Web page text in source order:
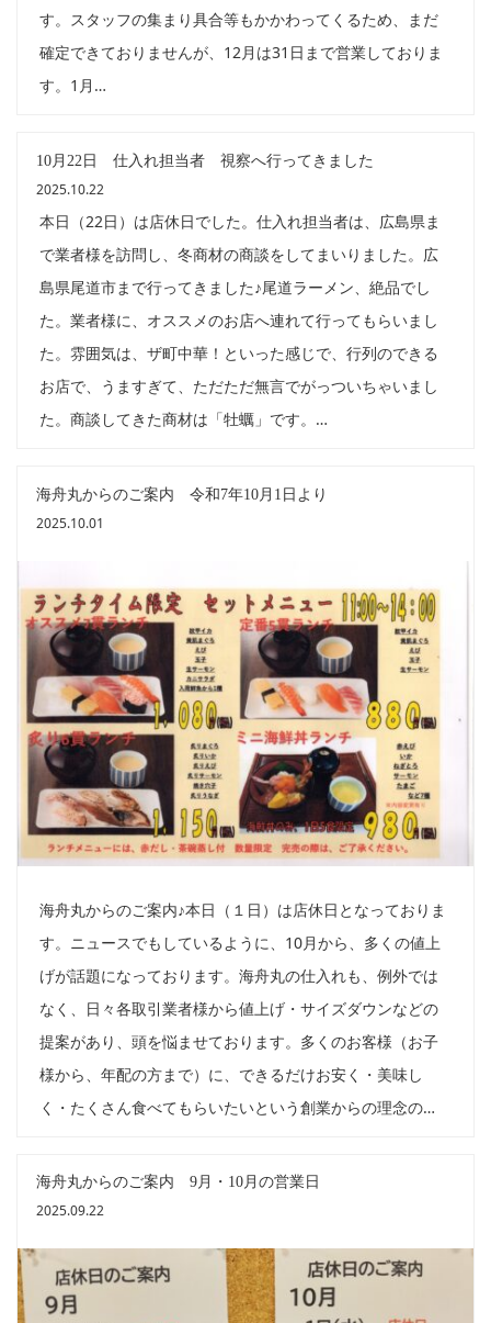
す。スタッフの集まり具合等もかかわってくるため、まだ
確定できておりませんが、12月は31日まで営業しておりま
す。1月…
10月22日 仕入れ担当者 視察へ行ってきました
2025.10.22
本日（22日）は店休日でした。仕入れ担当者は、広島県ま
で業者様を訪問し、冬商材の商談をしてまいりました。広
島県尾道市まで行ってきました♪尾道ラーメン、絶品でし
た。業者様に、オススメのお店へ連れて行ってもらいまし
た。雰囲気は、ザ町中華！といった感じで、行列のできる
お店で、うますぎて、ただただ無言でがっついちゃいまし
た。商談してきた商材は「牡蠣」です。…
海舟丸からのご案内 令和7年10月1日より
2025.10.01
海舟丸からのご案内♪本日（１日）は店休日となっておりま
す。ニュースでもしているように、10月から、多くの値上
げが話題になっております。海舟丸の仕入れも、例外では
なく、日々各取引業者様から値上げ・サイズダウンなどの
提案があり、頭を悩ませております。多くのお客様（お子
様から、年配の方まで）に、できるだけお安く・美味し
く・たくさん食べてもらいたいという創業からの理念の…
海舟丸からのご案内 9月・10月の営業日
2025.09.22